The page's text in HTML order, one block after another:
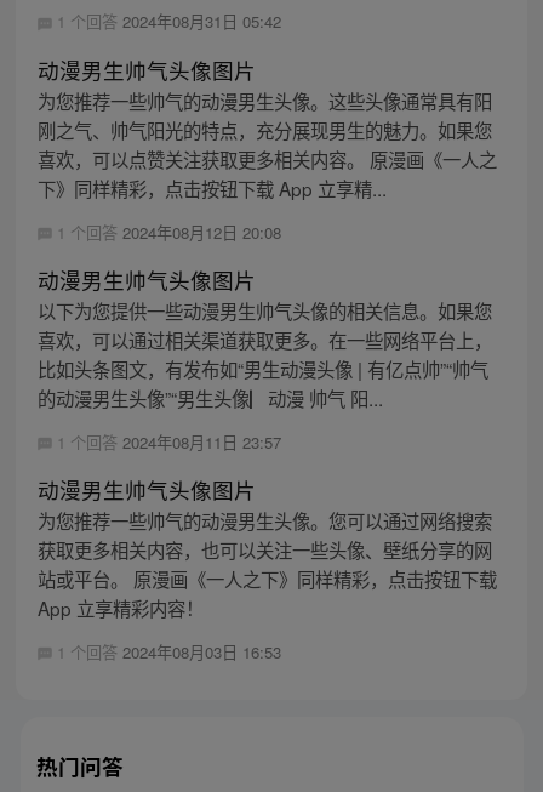
1 个回答 2024年08月31日 05:42
动漫男生帅气头像图片
为您推荐一些帅气的动漫男生头像。这些头像通常具有阳
刚之气、帅气阳光的特点，充分展现男生的魅力。如果您
喜欢，可以点赞关注获取更多相关内容。 原漫画《一人之
下》同样精彩，点击按钮下载 App 立享精...
1 个回答 2024年08月12日 20:08
动漫男生帅气头像图片
以下为您提供一些动漫男生帅气头像的相关信息。如果您
喜欢，可以通过相关渠道获取更多。在一些网络平台上，
比如头条图文，有发布如“男生动漫头像 | 有亿点帅”“帅气
的动漫男生头像”“男生头像▏动漫 帅气 阳...
1 个回答 2024年08月11日 23:57
动漫男生帅气头像图片
为您推荐一些帅气的动漫男生头像。您可以通过网络搜索
获取更多相关内容，也可以关注一些头像、壁纸分享的网
站或平台。 原漫画《一人之下》同样精彩，点击按钮下载
App 立享精彩内容！
1 个回答 2024年08月03日 16:53
热门问答